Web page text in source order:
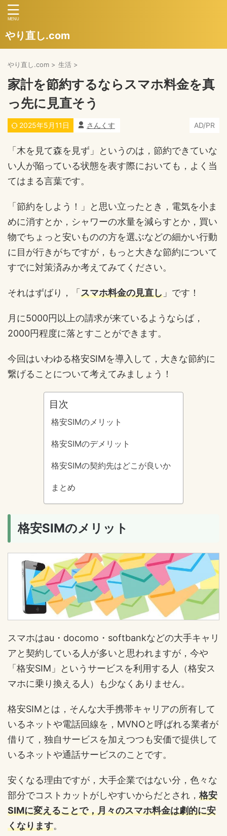
やり直し.com
やり直し.com > 生活 >
家計を節約するならスマホ料金を真
っ先に見直そう
2025年5月11日 さんくす AD/PR
「木を見て森を見ず」というのは，節約できていな
い人が陥っている状態を表す際においても，よく当
てはまる言葉です。
「節約をしよう！」と思い立ったとき，電気を小ま
めに消すとか，シャワーの水量を減らすとか，買い
物でちょっと安いものの方を選ぶなどの細かい行動
に目が行きがちですが，もっと大きな節約について
すでに対策済みか考えてみてください。
それはずばり，「 スマホ料金の見直し 」です！
月に5000円以上の請求が来ているようならば，
2000円程度に落とすことができます。
今回はいわゆる格安SIMを導入して，大きな節約に
繋げることについて考えてみましょう！
目次
格安SIMのメリット
格安SIMのデメリット
格安SIMの契約先はどこが良いか
まとめ
格安SIMのメリット
スマホはau・docomo・softbankなどの大手キャリ
アと契約している人が多いと思われますが，今や
「格安SIM」というサービスを利用する人（格安ス
マホに乗り換える人）も少なくありません。
格安SIMとは，そんな大手携帯キャリアの所有して
いるネットや電話回線を，MVNOと呼ばれる業者が
借りて，独自サービスを加えつつも安価で提供して
いるネットや通話サービスのことです。
安くなる理由ですが，大手企業ではない分，色々な
部分でコストカットがしやすいからだとされ，格安
SIMに変えることで，月々のスマホ料金は劇的に安
くなります。